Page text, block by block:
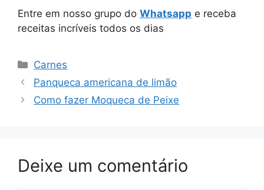
Entre em nosso grupo do Whatsapp e receba
receitas incríveis todos os dias
Categorias
Carnes
Panqueca americana de limão
Como fazer Moqueca de Peixe
Deixe um comentário